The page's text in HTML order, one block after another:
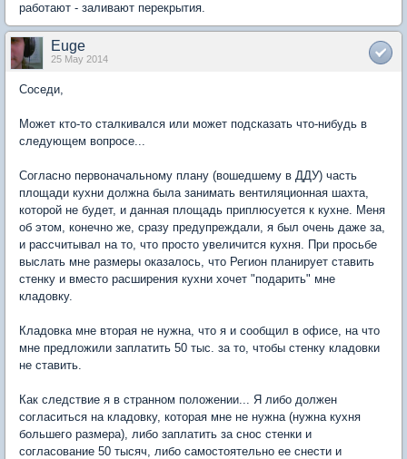
работают - заливают перекрытия.
Euge
25 May 2014
Соседи,
Может кто-то сталкивался или может подсказать что-нибудь в
следующем вопросе...
Согласно первоначальному плану (вошедшему в ДДУ) часть
площади кухни должна была занимать вентиляционная шахта,
которой не будет, и данная площадь приплюсуется к кухне. Меня
об этом, конечно же, сразу предупреждали, я был очень даже за,
и рассчитывал на то, что просто увеличится кухня. При просьбе
выслать мне размеры оказалось, что Регион планирует ставить
стенку и вместо расширения кухни хочет "подарить" мне
кладовку.
Кладовка мне вторая не нужна, что я и сообщил в офисе, на что
мне предложили заплатить 50 тыс. за то, чтобы стенку кладовки
не ставить.
Как следствие я в странном положении... Я либо должен
согласиться на кладовку, которая мне не нужна (нужна кухня
большего размера), либо заплатить за снос стенки и
согласование 50 тысяч, либо самостоятельно ее снести и